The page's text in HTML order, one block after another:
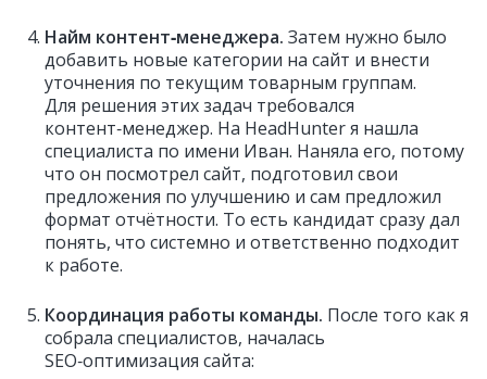
Найм контент‑менеджера. Затем нужно было
добавить новые категории на сайт и внести
уточнения по текущим товарным группам.
Для решения этих задач требовался
контент‑менеджер. На HeadHunter я нашла
специалиста по имени Иван. Наняла его, потому
что он посмотрел сайт, подготовил свои
предложения по улучшению и сам предложил
формат отчётности. То есть кандидат сразу дал
понять, что системно и ответственно подходит
к работе.
Координация работы команды. После того как я
собрала специалистов, началась
SEO‑оптимизация сайта: